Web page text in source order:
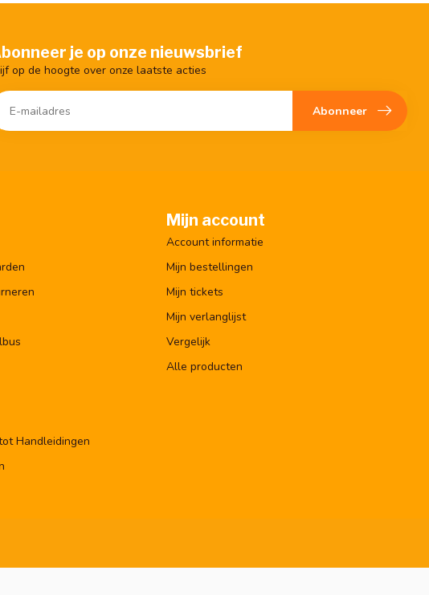
je op onze nieuwsbrief
op de hoogte over onze laatste acties
Abonneer
Handleidingen
Mijn account
Account informatie
Mijn bestellingen
Mijn tickets
Mijn verlanglijst
Vergelijk
Alle producten